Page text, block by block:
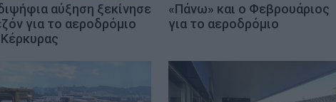
αύξηση ξεκίνησε
για το αεροδρόμιο
«Πάνω» και ο Φεβρουάριος
για το αεροδρόμιο